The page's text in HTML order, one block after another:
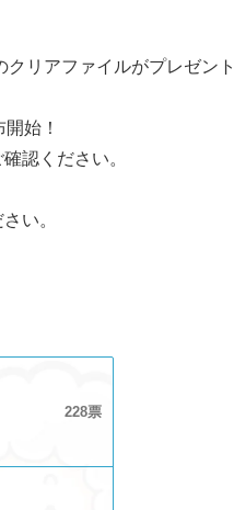
リアファイルがプレゼント
始！
認ください。
い。
228